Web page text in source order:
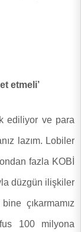
etmeli’
ediliyor ve para
lazım. Lobiler
fazla KOBİ
düzgün ilişkiler
çıkarmamız
100 milyona